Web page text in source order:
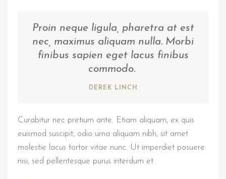
Proin neque ligula, pharetra at est
nec, maximus aliquam nulla. Morbi
finibus sapien eget lacus finibus
commodo.
DEREK LINCH
Curabitur nec pretium ante. Etiam aliquam, ex quis
euismod suscipit, odio urna aliquam nibh, sit amet
molestie lacus tortor vitae nunc. Ut imperdiet posuere
nisi, sed pellentesque purus interdum et.